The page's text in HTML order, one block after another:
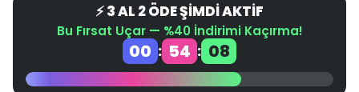
⚡ 3 AL 2 ÖDE ŞİMDİ AKTİF
Bu Fırsat Uçar — %40 İndirimi Kaçırma!
00 : 54 : 08